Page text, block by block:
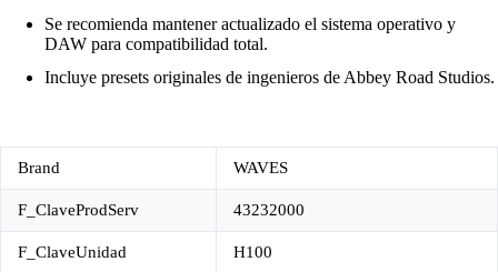
Se recomienda mantener actualizado el sistema operativo y
DAW para compatibilidad total.
Incluye presets originales de ingenieros de Abbey Road Studios.
Brand WAVES
F_ClaveProdServ 43232000
F_ClaveUnidad H100